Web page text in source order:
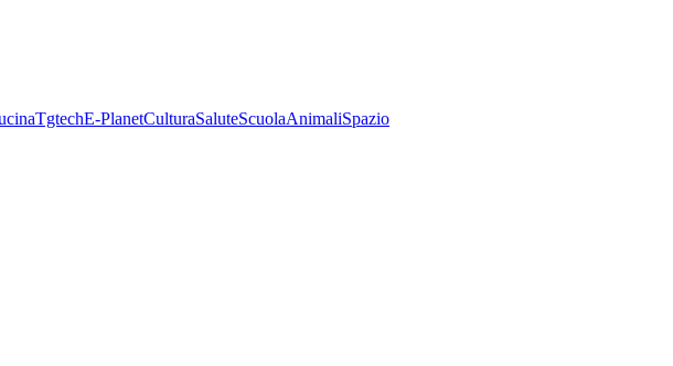
TgtechE-PlanetCulturaSaluteScuolaAnimaliSpazio